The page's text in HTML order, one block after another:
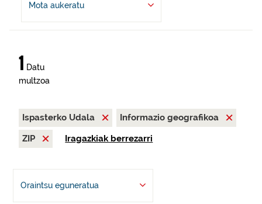
Mota aukeratu
1 Datu
multzoa
Ispasterko Udala
Informazio geografikoa
ZIP
Iragazkiak berrezarri
Oraintsu eguneratua